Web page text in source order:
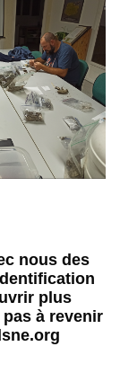
nous des
plus
à revenir